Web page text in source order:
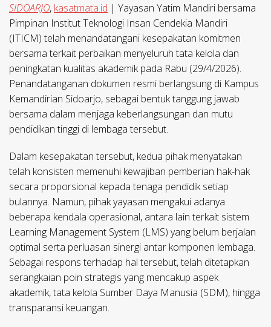
SIDOARJO, kasatmata.id | Yayasan Yatim Mandiri bersama
Pimpinan Institut Teknologi Insan Cendekia Mandiri
(ITICM) telah menandatangani kesepakatan komitmen
bersama terkait perbaikan menyeluruh tata kelola dan
peningkatan kualitas akademik pada Rabu (29/4/2026).
Penandatanganan dokumen resmi berlangsung di Kampus
Kemandirian Sidoarjo, sebagai bentuk tanggung jawab
bersama dalam menjaga keberlangsungan dan mutu
pendidikan tinggi di lembaga tersebut.
Dalam kesepakatan tersebut, kedua pihak menyatakan
telah konsisten memenuhi kewajiban pemberian hak-hak
secara proporsional kepada tenaga pendidik setiap
bulannya. Namun, pihak yayasan mengakui adanya
beberapa kendala operasional, antara lain terkait sistem
Learning Management System (LMS) yang belum berjalan
optimal serta perluasan sinergi antar komponen lembaga.
Sebagai respons terhadap hal tersebut, telah ditetapkan
serangkaian poin strategis yang mencakup aspek
akademik, tata kelola Sumber Daya Manusia (SDM), hingga
transparansi keuangan.